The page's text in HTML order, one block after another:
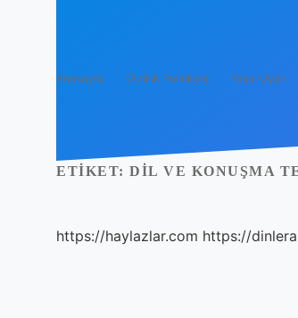
Anasayfa Gizlilik Politikası Yasal Uyarı
ETIKET: DIL VE KONUŞMA
https://haylazlar.com https://